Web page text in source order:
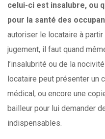
celui-ci est insalubre, ou
pour la santé des
autoriser le locataire à partir
jugement, il faut quand
l’insalubrité ou de la
locataire peut présenter un
médical, ou encore une
bailleur pour lui demander
indispensables.